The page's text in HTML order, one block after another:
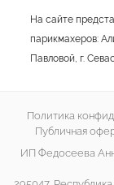
На сайте
парикмахеров:
Павловой, г.
Политика
Публичная
ИП Федосеева